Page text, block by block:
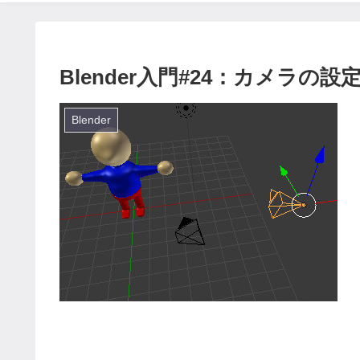
Blender入門#24：カメラの設定
Blender